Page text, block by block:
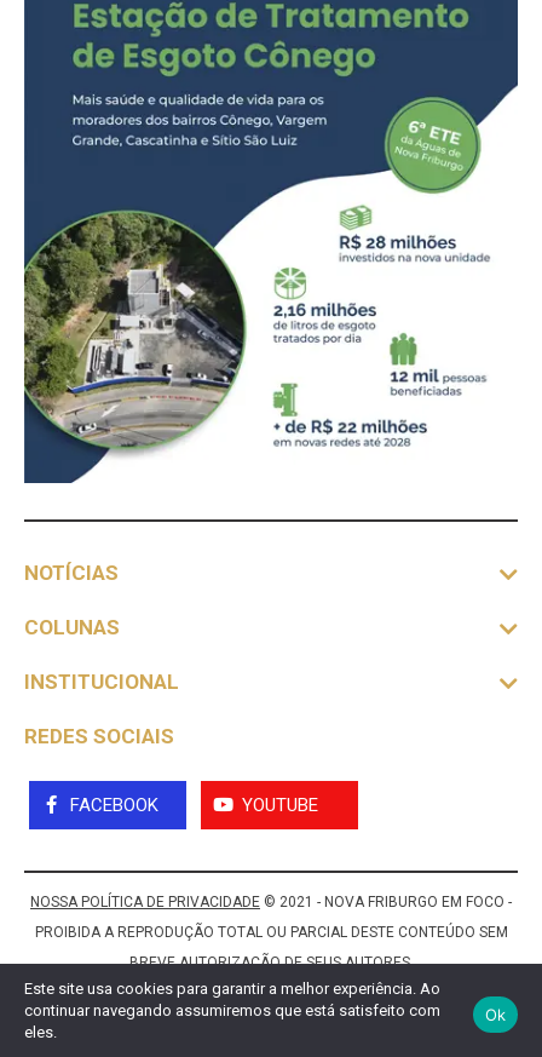
NOTÍCIAS
COLUNAS
INSTITUCIONAL
REDES SOCIAIS
FACEBOOK YOUTUBE
NOSSA POLÍTICA DE PRIVACIDADE © 2021 - NOVA FRIBURGO EM FOCO -
PROIBIDA A REPRODUÇÃO TOTAL OU PARCIAL DESTE CONTEÚDO SEM
BREVE AUTORIZAÇÃO DE SEUS AUTORES.
Este site usa cookies para garantir a melhor experiência. Ao
continuar navegando assumiremos que está satisfeito com
eles.
Ok